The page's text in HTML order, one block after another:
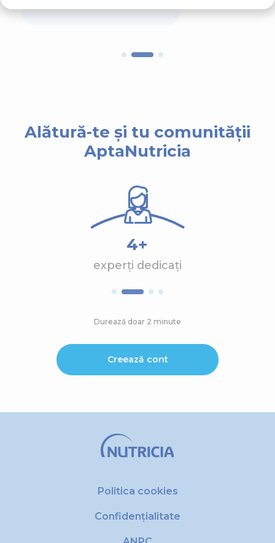
Alătură-te și tu comunității
AptaNutricia
4+
experți dedicați
Durează doar 2 minute
Creează cont
Politica cookies
Confidențialitate